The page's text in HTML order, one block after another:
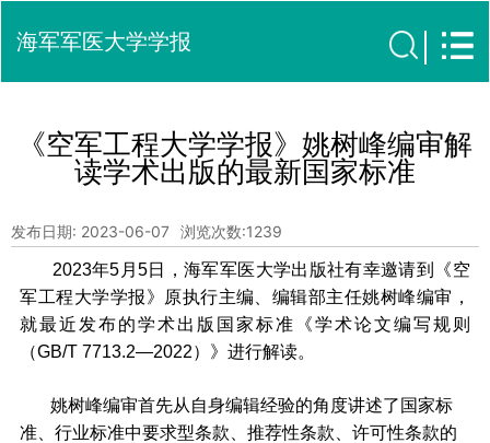
海军军医大学学报
《空军工程大学学报》姚树峰编审解
读学术出版的最新国家标准
发布日期: 2023-06-07 浏览次数:1239
2023年5月5日，海军军医大学出版社有幸邀请到《空
军工程大学学报》原执行主编、编辑部主任姚树峰编审，
就最近发布的学术出版国家标准《学术论文编写规则
（GB/T 7713.2—2022）》进行解读。
姚树峰编审首先从自身编辑经验的角度讲述了国家标
准、行业标准中要求型条款、推荐性条款、许可性条款的